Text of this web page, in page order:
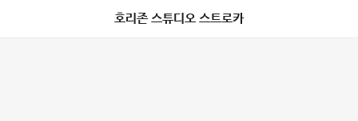
호리존 스튜디오 스트로카